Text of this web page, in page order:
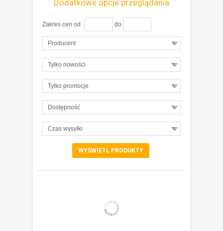
Dodatkowe opcje przeglądania
Zakres cen od do
Producent
Tylko nowości
Tylko promocje
Dostępność
Czas wysyłki
ZOBACZ SZCZEGÓŁY